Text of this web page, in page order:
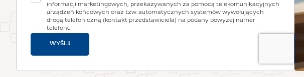
informacji marketingowych, przekazywanych za pomocą telekomunikacyjnych
urządzeń końcowych oraz tzw. automatycznych systemów wywołujących
drogą telefoniczną (kontakt przedstawiciela) na podany powyżej numer
telefonu
WYŚLIJ